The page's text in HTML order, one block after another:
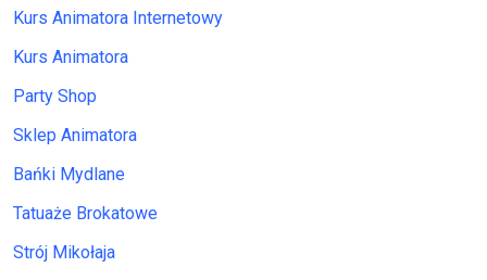
Kurs Animatora Internetowy
Kurs Animatora
Party Shop
Sklep Animatora
Bańki Mydlane
Tatuaże Brokatowe
Strój Mikołaja